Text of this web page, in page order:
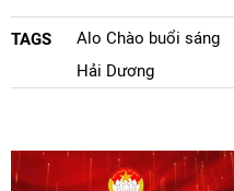
TAGS Alo Chào buổi sáng
Hải Dương